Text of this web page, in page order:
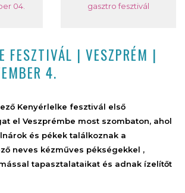
04. gasztro fesztivál
FESZTIVÁL | VESZPRÉM |
4.
Kenyérlelke fesztivál első
el Veszprémbe most szombaton, ahol
és pékek találkoznak a
neves kézműves pékségekkel ,
tapasztalataikat és adnak ízelítőt